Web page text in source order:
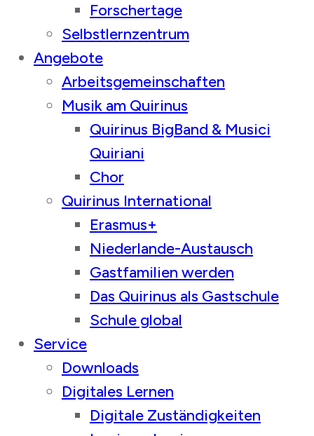
Forschertage
Selbstlernzentrum
Angebote
Arbeitsgemeinschaften
Musik am Quirinus
Quirinus BigBand & Musici
Quiriani
Chor
Quirinus International
Erasmus+
Niederlande-Austausch
Gastfamilien werden
Das Quirinus als Gastschule
Schule global
Service
Downloads
Digitales Lernen
Digitale Zuständigkeiten